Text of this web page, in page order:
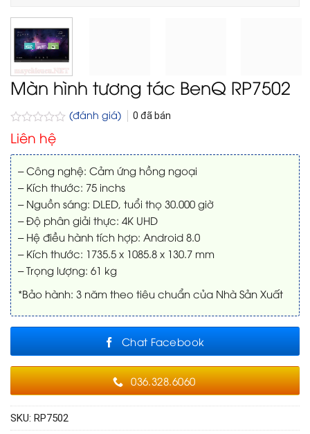
Màn hình tương tác BenQ RP7502
Được
xếp
hạng
0
5
sao
(đánh giá) 0 đã bán
Liên hệ
– Công nghệ: Cảm ứng hồng ngoại
– Kích thước: 75 inchs
– Nguồn sáng: DLED, tuổi thọ 30.000 giờ
– Độ phân giải thực: 4K UHD
– Hệ điều hành tích hợp: Android 8.0
– Kích thước: 1735.5 x 1085.8 x 130.7 mm
– Trọng lượng: 61 kg
*Bảo hành: 3 năm theo tiêu chuẩn của Nhà Sản Xuất
Chat Facebook
036.328.6060
SKU: RP7502